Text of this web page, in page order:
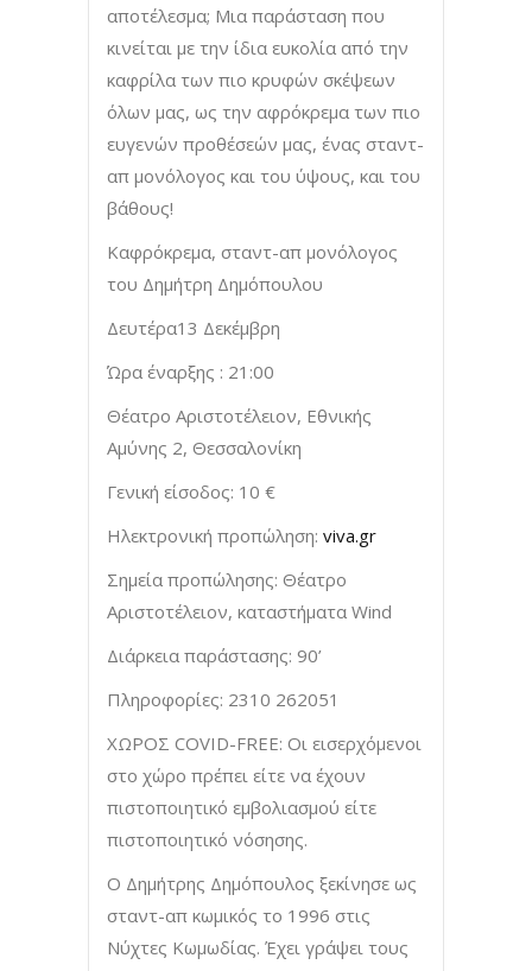
αποτέλεσμα; Μια παράσταση που
κινείται με την ίδια ευκολία από την
καφρίλα των πιο κρυφών σκέψεων
όλων μας, ως την αφρόκρεμα των πιο
ευγενών προθέσεών μας, ένας σταντ-
απ μονόλογος και του ύψους, και του
βάθους!
Καφρόκρεμα, σταντ-απ μονόλογος
του Δημήτρη Δημόπουλου
Δευτέρα13 Δεκέμβρη
Ώρα έναρξης : 21:00
Θέατρο Αριστοτέλειον, Εθνικής
Αμύνης 2, Θεσσαλονίκη
Γενική είσοδος: 10 €
Ηλεκτρονική προπώληση: viva.gr
Σημεία προπώλησης: Θέατρο
Αριστοτέλειον, καταστήματα Wind
Διάρκεια παράστασης: 90’
Πληροφορίες: 2310 262051
ΧΩΡΟΣ COVID-FREE: Οι εισερχόμενοι
στο χώρο πρέπει είτε να έχουν
πιστοποιητικό εμβολιασμού είτε
πιστοποιητικό νόσησης.
Ο Δημήτρης Δημόπουλος ξεκίνησε ως
σταντ-απ κωμικός το 1996 στις
Νύχτες Κωμωδίας. Έχει γράψει τους